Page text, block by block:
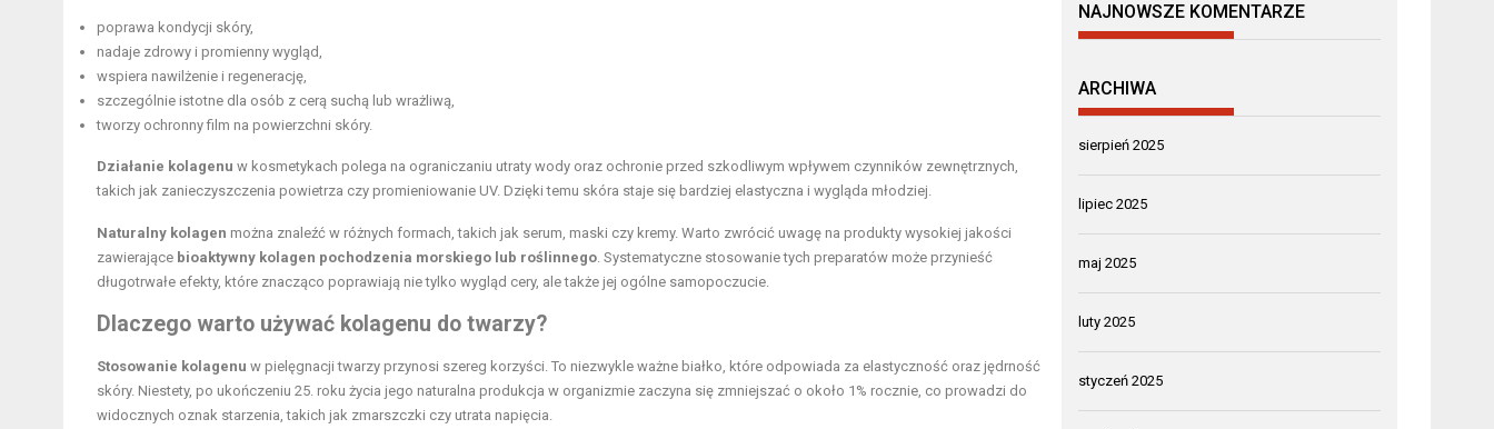
poprawa kondycji skóry,
nadaje zdrowy i promienny wygląd,
wspiera nawilżenie i regenerację,
szczególnie istotne dla osób z cerą suchą lub wrażliwą,
tworzy ochronny film na powierzchni skóry.
Działanie kolagenu w kosmetykach polega na ograniczaniu utraty wody oraz ochronie przed szkodliwym wpływem czynników zewnętrznych,
takich jak zanieczyszczenia powietrza czy promieniowanie UV. Dzięki temu skóra staje się bardziej elastyczna i wygląda młodziej.
Naturalny kolagen można znaleźć w różnych formach, takich jak serum, maski czy kremy. Warto zwrócić uwagę na produkty wysokiej jakości
zawierające bioaktywny kolagen pochodzenia morskiego lub roślinnego . Systematyczne stosowanie tych preparatów może przynieść
długotrwałe efekty, które znacząco poprawiają nie tylko wygląd cery, ale także jej ogólne samopoczucie.
Dlaczego warto używać kolagenu do twarzy?
Stosowanie kolagenu w pielęgnacji twarzy przynosi szereg korzyści. To niezwykle ważne białko, które odpowiada za elastyczność oraz jędrność
skóry. Niestety, po ukończeniu 25. roku życia jego naturalna produkcja w organizmie zaczyna się zmniejszać o około 1% rocznie, co prowadzi do
widocznych oznak starzenia, takich jak zmarszczki czy utrata napięcia.
NAJNOWSZE KOMENTARZE
ARCHIWA
sierpień 2025
lipiec 2025
maj 2025
luty 2025
styczeń 2025